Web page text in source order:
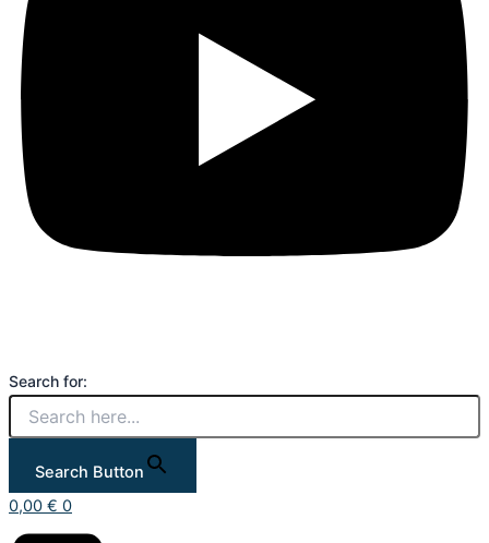
Search for:
Search Button
0,00 € 0